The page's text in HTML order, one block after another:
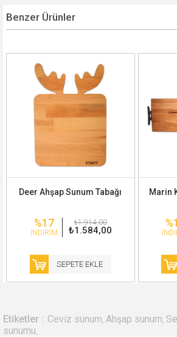
Benzer Ürünler
Deer Ahşap Sunum Tabağı
%17
İNDIRIM ₺1.584,00
₺1.914,00
SEPETE EKLE
Marin
Etiketler Ceviz sunum Ahşap sunum
sunumu